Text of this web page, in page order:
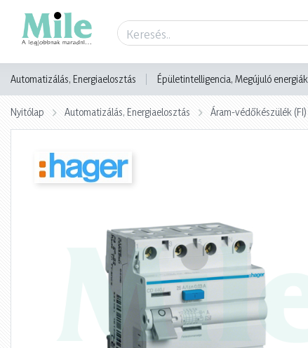
Automatizálás, Energiaelosztás Épületintelligencia, Megújuló energiák
Nyitólap Automatizálás, Energiaelosztás Áram-védőkészülék (FI)
Termék adatlap